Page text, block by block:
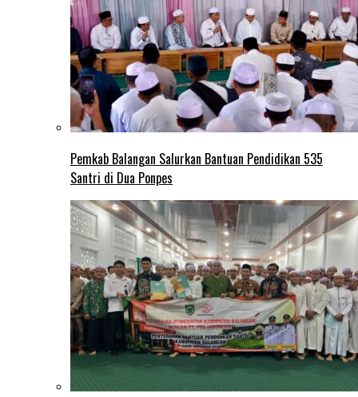
Pemkab Balangan Salurkan Bantuan Pendidikan 535
Santri di Dua Ponpes